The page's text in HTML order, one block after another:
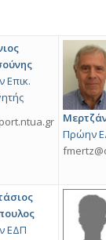
Επικ.
Πρώην
ΕΔΠ